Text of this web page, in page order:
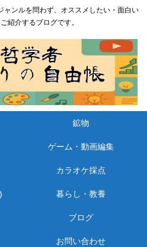
ンルを問わず、オススメしたい・面白い
紹介するブログです。
鉱物
ゲーム・動画編集
カラオケ採点
暮らし・教養
ブログ
お問い合わせ